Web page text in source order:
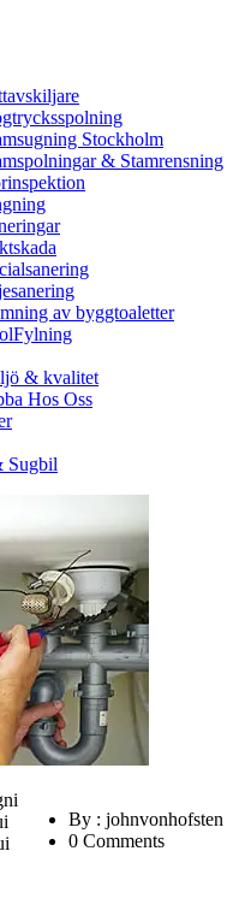
Stockholm
& Stamrensning
av byggtoaletter
& kvalitet
Hos Oss
Sugbil
By : johnvonhofsten
0 Comments